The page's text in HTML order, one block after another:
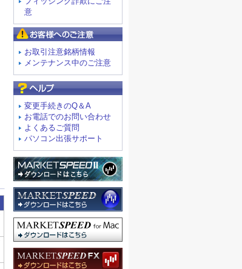
意
お取引注意銘柄情報
メンテナンス中のご注意
変更手続きのQ＆A
お電話でのお問い合わせ
よくあるご質問
パソコン出張サポート